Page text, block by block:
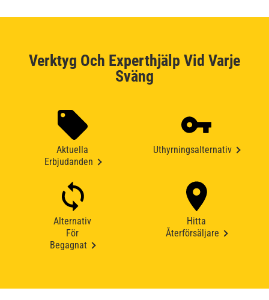
Verktyg Och Experthjälp Vid Varje
Sväng
Aktuella
Erbjudanden
Uthyrningsalternativ
Alternativ
För
Begagnat
Hitta
Återförsäljare